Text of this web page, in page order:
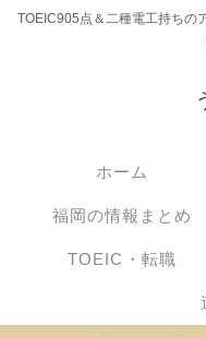
TOEIC905点＆二種電工持ちの
ホーム
福岡の情報まとめ
TOEIC・転職